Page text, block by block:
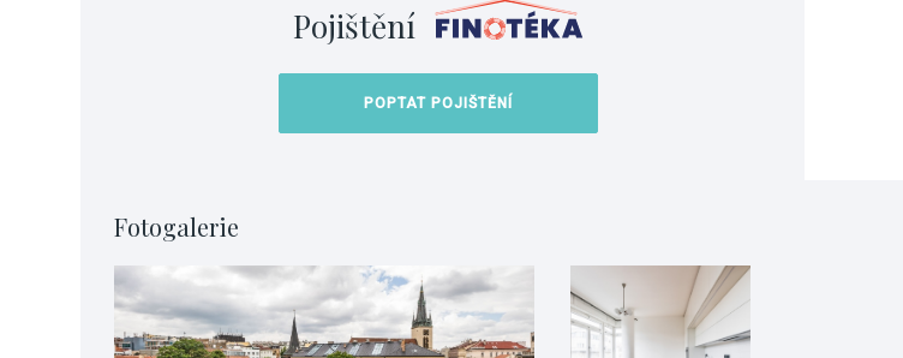
Pojištění
POPTAT POJIŠTĚNÍ
Fotogalerie